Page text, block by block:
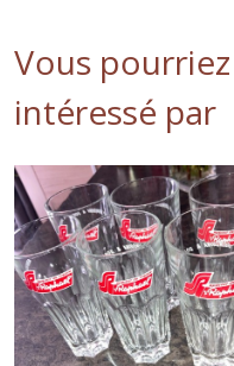
Vous
intéressé par